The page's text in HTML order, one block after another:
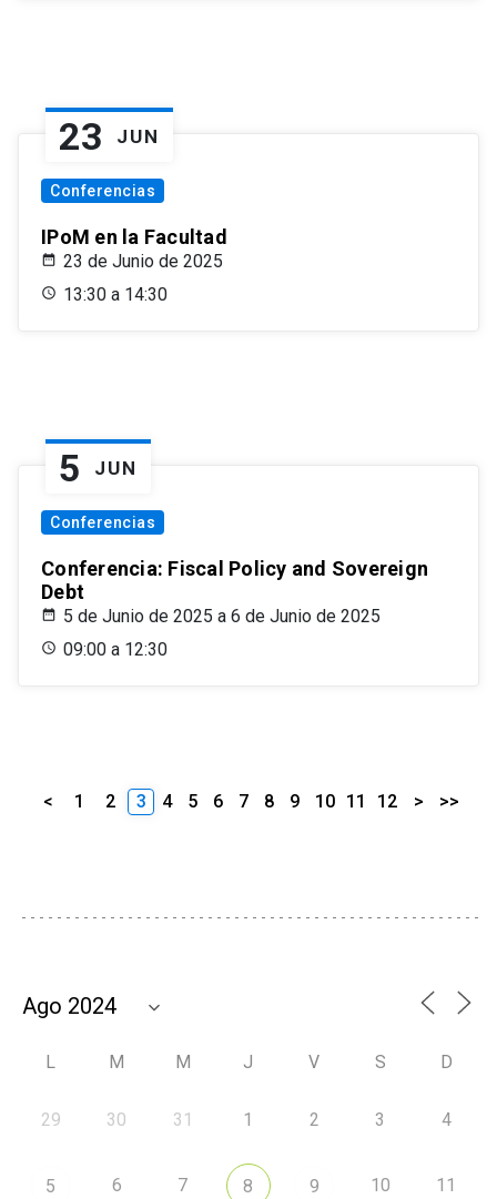
23 JUN
Conferencias
IPoM en la Facultad
23 de Junio de 2025
13:30 a 14:30
5 JUN
Conferencias
Conferencia: Fiscal Policy and Sovereign
Debt
5 de Junio de 2025 a 6 de Junio de 2025
09:00 a 12:30
< 1 2 3 4 5 6 7 8 9 10 11 12 > >>
L M M J V S D
29 30 31 1 2 3 4
5 6 7 8 9 10 11